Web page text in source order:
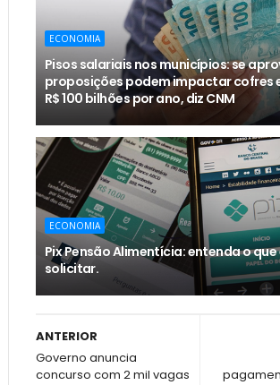
ECONOMIA
Pisos salariais nos municípios: se
proposições podem impactar cofres
R$ 100 bilhões por ano, diz CNM
ECONOMIA
Pix Pensão Alimentícia: entenda o que
solicitar.
ANTERIOR
Governo anuncia
concurso com 2 mil vagas